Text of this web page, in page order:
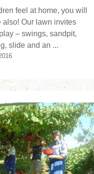
feel at home, you will
also! Our lawn invites
– swings, sandpit,
slide and an ...